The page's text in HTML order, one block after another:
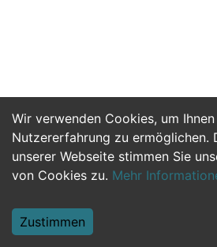
Wir verwenden Cookies, um
Nutzererfahrung zu ermöglichen.
unserer Webseite stimmen Sie
von Cookies zu. Mehr
Zustimmen